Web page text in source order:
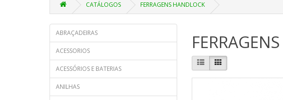
CATÁLOGOS FERRAGENS HANDLOCK
ABRAÇADEIRAS
ACESSORIOS
ACESSÓRIOS E BATERIAS
ANILHAS